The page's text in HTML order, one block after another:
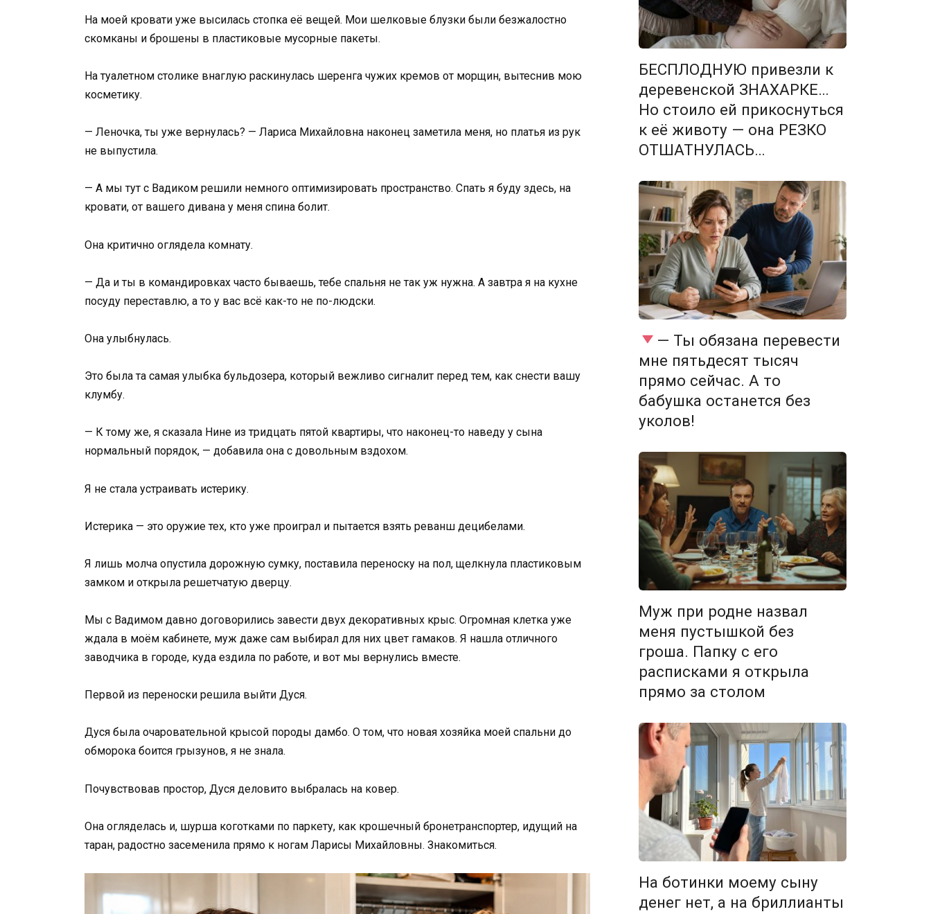
На моей кровати уже высилась стопка её вещей. Мои шелковые блузки были безжалостно
скомканы и брошены в пластиковые мусорные пакеты.
На туалетном столике внаглую раскинулась шеренга чужих кремов от морщин, вытеснив мою
косметику.
— Леночка, ты уже вернулась? — Лариса Михайловна наконец заметила меня, но платья из рук
не выпустила.
— А мы тут с Вадиком решили немного оптимизировать пространство. Спать я буду здесь, на
кровати, от вашего дивана у меня спина болит.
Она критично оглядела комнату.
— Да и ты в командировках часто бываешь, тебе спальня не так уж нужна. А завтра я на кухне
посуду переставлю, а то у вас всё как-то не по-людски.
Она улыбнулась.
Это была та самая улыбка бульдозера, который вежливо сигналит перед тем, как снести вашу
клумбу.
— К тому же, я сказала Нине из тридцать пятой квартиры, что наконец-то наведу у сына
нормальный порядок, — добавила она с довольным вздохом.
Я не стала устраивать истерику.
Истерика — это оружие тех, кто уже проиграл и пытается взять реванш децибелами.
Я лишь молча опустила дорожную сумку, поставила переноску на пол, щелкнула пластиковым
замком и открыла решетчатую дверцу.
Мы с Вадимом давно договорились завести двух декоративных крыс. Огромная клетка уже
ждала в моём кабинете, муж даже сам выбирал для них цвет гамаков. Я нашла отличного
заводчика в городе, куда ездила по работе, и вот мы вернулись вместе.
Первой из переноски решила выйти Дуся.
Дуся была очаровательной крысой породы дамбо. О том, что новая хозяйка моей спальни до
обморока боится грызунов, я не знала.
Почувствовав простор, Дуся деловито выбралась на ковер.
Она огляделась и, шурша коготками по паркету, как крошечный бронетранспортер, идущий на
таран, радостно засеменила прямо к ногам Ларисы Михайловны. Знакомиться.
БЕСПЛОДНУЮ привезли к
деревенской ЗНАХАРКЕ…
Но стоило ей прикоснуться
к её животу — она РЕЗКО
ОТШАТНУЛАСЬ…
— Ты обязана перевести
мне пятьдесят тысяч
прямо сейчас. А то
бабушка останется без
уколов!
Муж при родне назвал
меня пустышкой без
гроша. Папку с его
расписками я открыла
прямо за столом
На ботинки моему сыну
денег нет, а на бриллианты